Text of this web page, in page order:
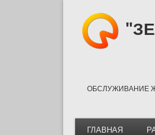
ОБСЛУЖИВАНИЕ
ГЛАВНАЯ